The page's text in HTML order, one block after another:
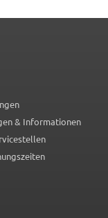
& Informationen